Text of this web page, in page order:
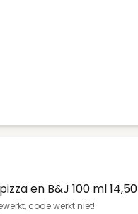
en B&J 100 ml 14,50
code werkt niet!